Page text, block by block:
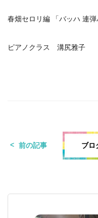
春畑セロリ編 「バッハ 連
ピアノクラス 溝尻雅子
前の記事 ブロ